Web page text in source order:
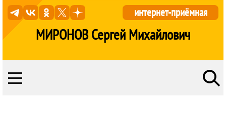
МИРОНОВ Сергей Михайлович
интернет-приёмная